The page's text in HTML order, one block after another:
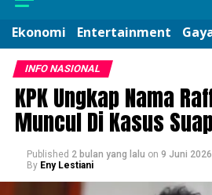
Ekonomi Entertainment
INFO NASIONAL
KPK Ungkap Nama
Muncul Di Kasus
Published 2 bulan yang lalu on 9 Juni 2026
By Eny Lestiani